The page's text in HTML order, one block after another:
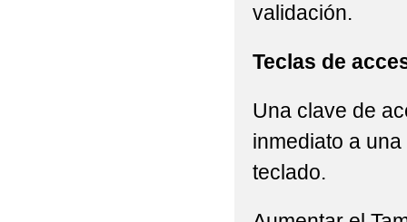
validación.
Teclas de
Una clave de
inmediato a
teclado.